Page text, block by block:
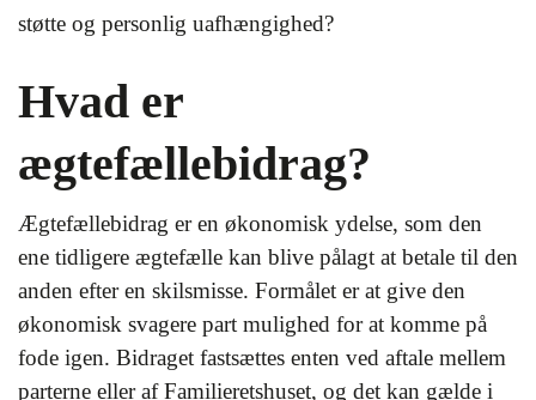
støtte og personlig uafhængighed?
Hvad er
ægtefællebidrag?
Ægtefællebidrag er en økonomisk ydelse, som den
ene tidligere ægtefælle kan blive pålagt at betale til den
anden efter en skilsmisse. Formålet er at give den
økonomisk svagere part mulighed for at komme på
fode igen. Bidraget fastsættes enten ved aftale mellem
parterne eller af Familieretshuset, og det kan gælde i